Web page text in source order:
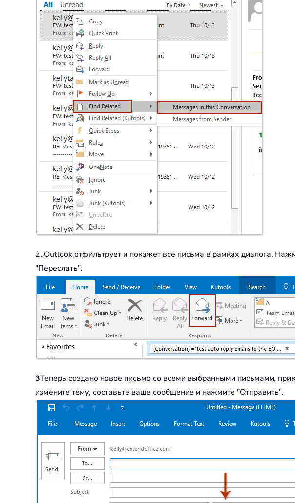
2. Outlook отфильтрует и покажет все письма в рамках диалога.
"Переслать".
3Теперь создано новое письмо со всеми выбранными письмами,
измените тему, составьте ваше сообщение и нажмите "Отправить".